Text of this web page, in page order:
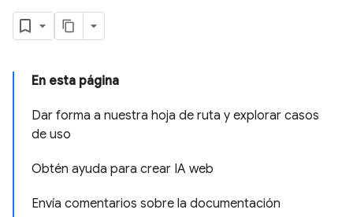
En esta página
Dar forma a nuestra hoja de ruta y explorar casos
de uso
Obtén ayuda para crear IA web
Envía comentarios sobre la documentación